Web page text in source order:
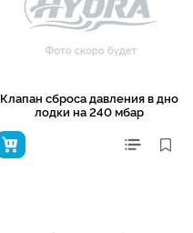
Клапан сброса давления в дно
лодки на 240 мбар